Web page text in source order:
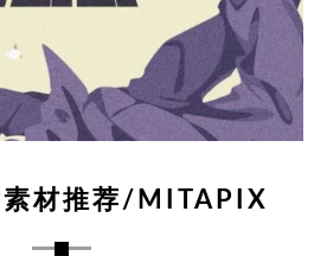
素材推荐/MITAPIX